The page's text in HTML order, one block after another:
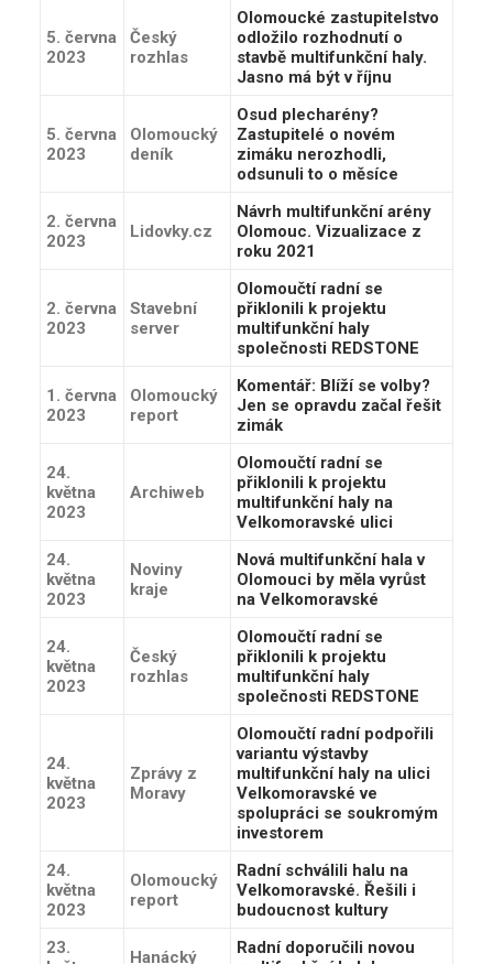
5. června
2023
Český
rozhlas
Olomoucké zastupitelstvo
odložilo rozhodnutí o
stavbě multifunkční haly.
Jasno má být v říjnu
5. června
2023
Olomoucký
deník
Osud plecharény?
Zastupitelé o novém
zimáku nerozhodli,
odsunuli to o měsíce
2. června
2023
Lidovky.cz
Návrh multifunkční arény
Olomouc. Vizualizace z
roku 2021
2. června
2023
Stavební
server
Olomoučtí radní se
přiklonili k projektu
multifunkční haly
společnosti REDSTONE
1. června
2023
Olomoucký
report
Komentář: Blíží se volby?
Jen se opravdu začal řešit
zimák
24.
května
2023
Archiweb
Olomoučtí radní se
přiklonili k projektu
multifunkční haly na
Velkomoravské ulici
24.
května
2023
Noviny
kraje
Nová multifunkční hala v
Olomouci by měla vyrůst
na Velkomoravské
24.
května
2023
Český
rozhlas
Olomoučtí radní se
přiklonili k projektu
multifunkční haly
společnosti REDSTONE
24.
května
2023
Zprávy z
Moravy
Olomoučtí radní podpořili
variantu výstavby
multifunkční haly na ulici
Velkomoravské ve
spolupráci se soukromým
investorem
24.
května
2023
Olomoucký
report
Radní schválili halu na
Velkomoravské. Řešili i
budoucnost kultury
23.
Hanácký
Radní doporučili novou